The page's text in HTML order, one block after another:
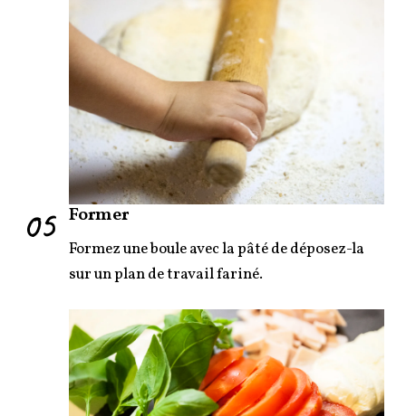
05 Former
Formez une boule avec la pâté de déposez-la
sur un plan de travail fariné.